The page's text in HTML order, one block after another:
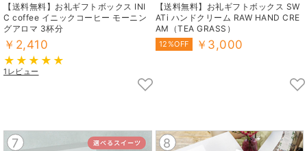
【送料無料】お礼ギフトボックス INI
C coffee イニックコーヒー モーニン
グアロマ 3杯分
￥2,410
1レビュー
【送料無料】お礼ギフトボックス SW
ATi ハンドクリーム RAW HAND CRE
AM（TEA GRASS）
12%OFF ￥3,000
7 8